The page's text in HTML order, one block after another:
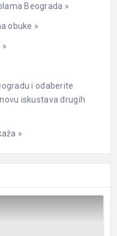
Beograda »
obuke »
i odaberite
iskustava drugih
»